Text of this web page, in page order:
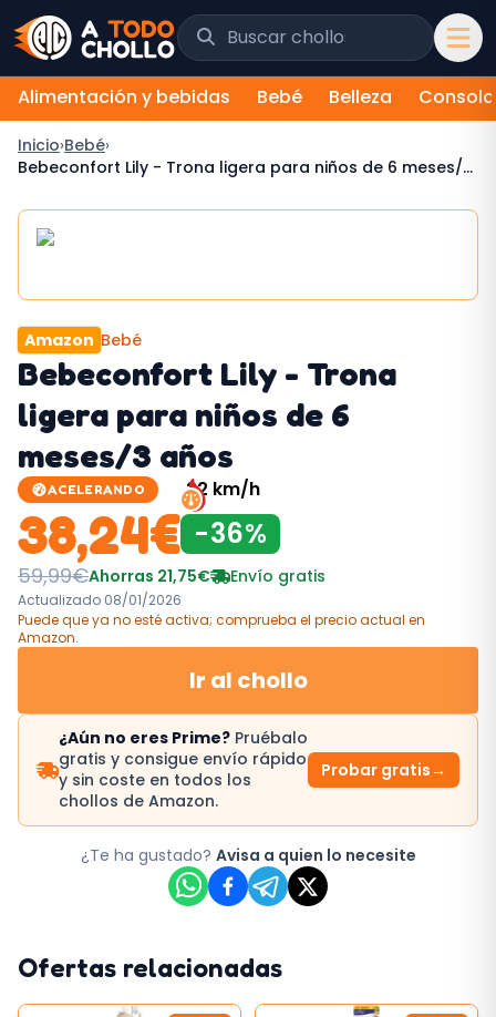
Saltar al contenido
Buscar chollos y tiendas
Alimentación y bebidas Bebé Belleza
Inicio›Bebé›
Bebeconfort Lily - Trona ligera para niños de 6 meses/3
Amazon Bebé
Bebeconfort Lily - Trona
ligera para niños de 6
meses/3 años
ACELERANDO 22 km/h
38,24€ -36%
59,99€Ahorras 21,75€ Envío gratis
Actualizado 08/01/2026
Puede que ya no esté activa; comprueba el precio actual en
Amazon.
Ir al chollo
¿Aún no eres Prime? Pruébalo
gratis y consigue envío rápido
y sin coste en todos los
chollos de Amazon.
Probar gratis→
¿Te ha gustado? Avisa a quien lo necesite
Ofertas relacionadas